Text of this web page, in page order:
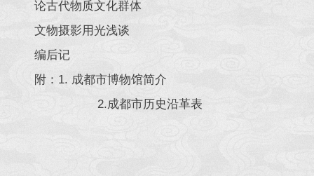
论古代物质文化群体
文物摄影用光浅谈
编后记
附：1. 成都市博物馆简介
2.成都市历史沿革表